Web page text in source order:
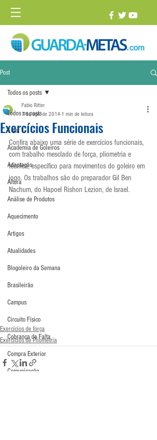
Post
Todos os posts
1 vs. 1
Academia de Goleiros
Adaptação
Altura
Análise de Produtos
Aquecimento
Artigos
Atualidades
Blogoleiro da Semana
Brasileirão
Campus
Circuito Físico
Cobrança de Falta
Compra Exterior
Comunicação
Todos os posts
Exercícios Funcionais
Fabio Ritter
7 de ago. de 2014 1 min de leitura
Confira abaixo uma série de exercícios funcionais,
com trabalho mesclado de força, pliometria e
técnica, específico para movimentos do goleiro em
jogo. Os trabalhos são do preparador Gil Ben
Nachum, do Hapoel Rishon Lezion, de Israel.
Exercícios de força
Exercícios de Pliometria